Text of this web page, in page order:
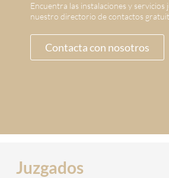
Encuentra las instalaciones y servicios
nuestro directorio de contactos
Contacta con nosotros
Juzgados